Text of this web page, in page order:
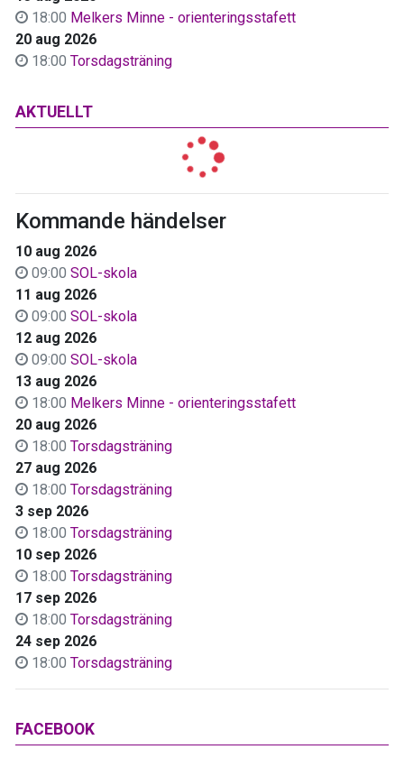
18:00 Melkers Minne - orienteringsstafett
20 aug 2026
18:00 Torsdagsträning
AKTUELLT
Kommande händelser
10 aug 2026
09:00 SOL-skola
11 aug 2026
09:00 SOL-skola
12 aug 2026
09:00 SOL-skola
13 aug 2026
18:00 Melkers Minne - orienteringsstafett
20 aug 2026
18:00 Torsdagsträning
27 aug 2026
18:00 Torsdagsträning
3 sep 2026
18:00 Torsdagsträning
10 sep 2026
18:00 Torsdagsträning
17 sep 2026
18:00 Torsdagsträning
24 sep 2026
18:00 Torsdagsträning
FACEBOOK